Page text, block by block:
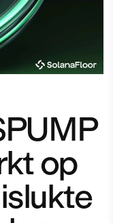
op